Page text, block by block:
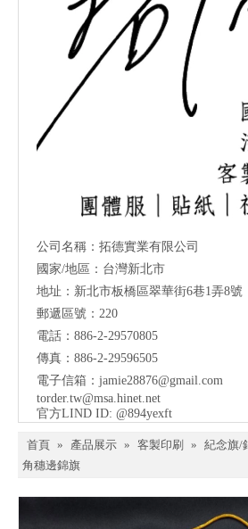
公司名稱：拓德實業有限公司
國家/地區：台灣新北市
地址：新北市板橋區翠華街6巷1弄8號
郵遞區號：220
電話：886-2-29570805
傳真：886-2-29596505
電子信箱： jamie28876@gmail.com
torder.tw@msa.hinet.net
官方LIND ID: @894yexft
首頁 » 產品展示 » 客製印刷 » 紀念旗/
角穗邊錦旗